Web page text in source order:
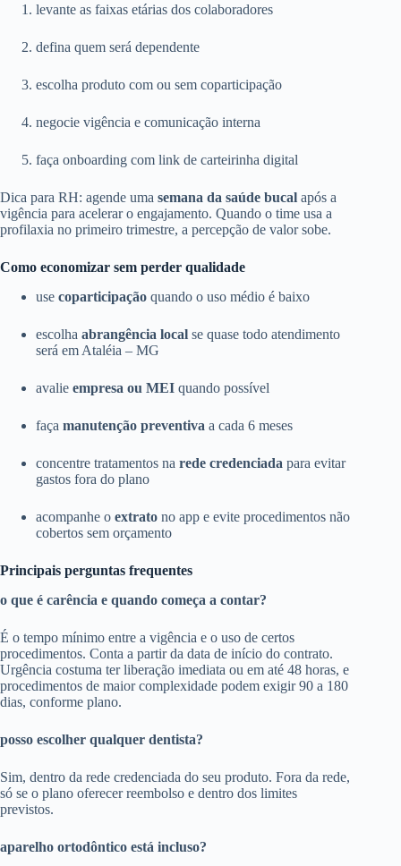
levante as faixas etárias dos colaboradores
defina quem será dependente
escolha produto com ou sem coparticipação
negocie vigência e comunicação interna
faça onboarding com link de carteirinha digital
Dica para RH: agende uma semana da saúde bucal após a
vigência para acelerar o engajamento. Quando o time usa a
profilaxia no primeiro trimestre, a percepção de valor sobe.
Como economizar sem perder qualidade
use coparticipação quando o uso médio é baixo
escolha abrangência local se quase todo atendimento
será em Ataléia – MG
avalie empresa ou MEI quando possível
faça manutenção preventiva a cada 6 meses
concentre tratamentos na rede credenciada para evitar
gastos fora do plano
acompanhe o extrato no app e evite procedimentos não
cobertos sem orçamento
Principais perguntas frequentes
o que é carência e quando começa a contar?
É o tempo mínimo entre a vigência e o uso de certos
procedimentos. Conta a partir da data de início do contrato.
Urgência costuma ter liberação imediata ou em até 48 horas, e
procedimentos de maior complexidade podem exigir 90 a 180
dias, conforme plano.
posso escolher qualquer dentista?
Sim, dentro da rede credenciada do seu produto. Fora da rede,
só se o plano oferecer reembolso e dentro dos limites
previstos.
aparelho ortodôntico está incluso?